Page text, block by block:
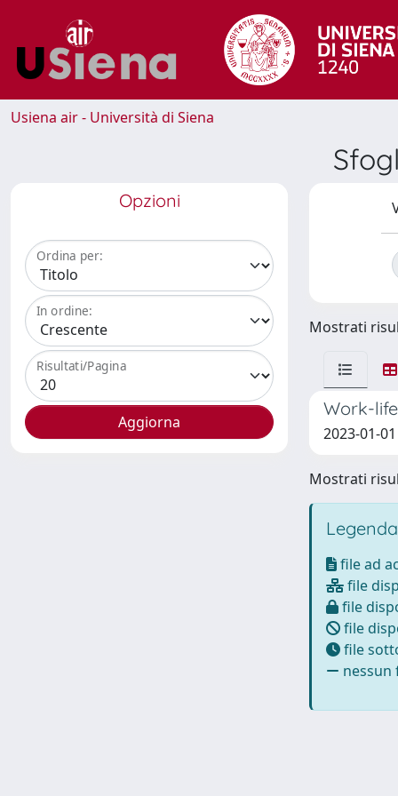
Usiena air - Università di Siena
Opzioni
Ordina per:
In ordine:
Risultati/Pagina
Mostrati
Work-
2023-01-
Mostrati
file ad
file
file
file
file
nessun